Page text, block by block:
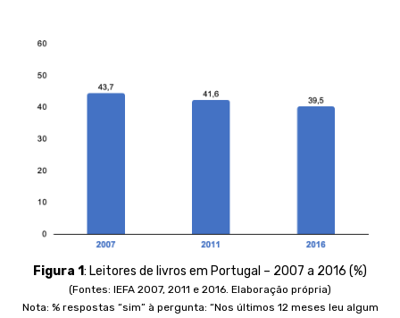
Figura 1: Leitores de livros em Portugal – 2007 a 2016 (%)
(Fontes: IEFA 2007, 2011 e 2016. Elaboração própria)
Nota: % respostas “sim” à pergunta: “Nos últimos 12 meses leu algum